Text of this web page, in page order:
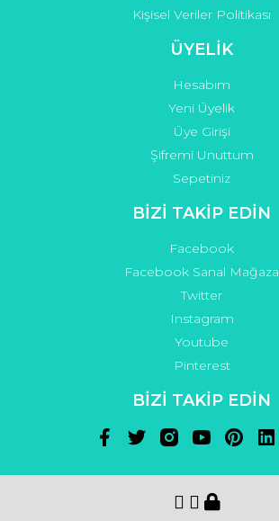
Kişisel Veriler Politikası
ÜYELİK
Hesabım
Yeni Üyelik
Üye Girişi
Şifremi Unuttum
Sepetiniz
BİZİ TAKİP EDİN
Facebook
Facebook Sanal Mağaza
Twitter
Instagram
Youtube
Pinterest
BİZİ TAKİP EDİN